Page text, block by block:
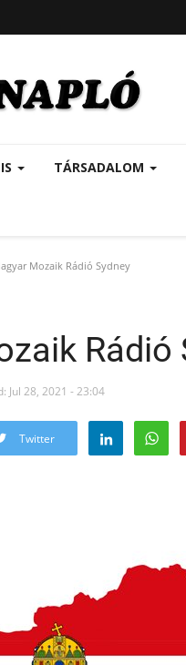
TÁRSADALOM
Mozaik Rádió Sydney
Rádió
Jul 28, 2021 - 23:04
Twitter